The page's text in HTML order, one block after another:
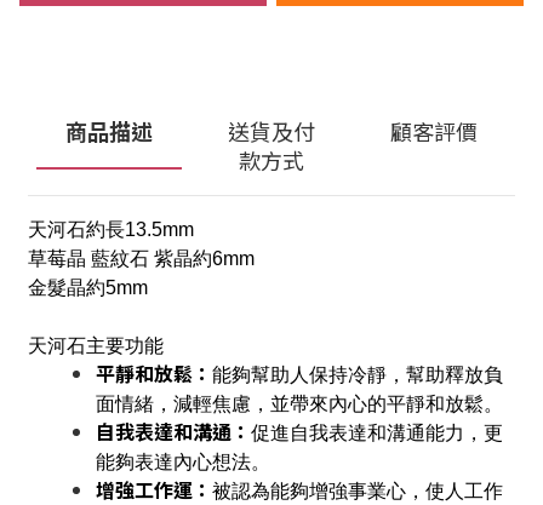
商品描述
送貨及付
款方式
顧客評價
天河石約長13.5mm
草莓晶 藍紋石 紫晶約6mm
金髮晶約5mm
天河石主要功能
平靜和放鬆： 能夠幫助人保持冷靜，幫助釋放負
面情緒，減輕焦慮，並帶來內心的平靜和放鬆。
自我表達和溝通： 促進自我表達和溝通能力，更
能夠表達內心想法。
增強工作運： 被認為能夠增強事業心，使人工作